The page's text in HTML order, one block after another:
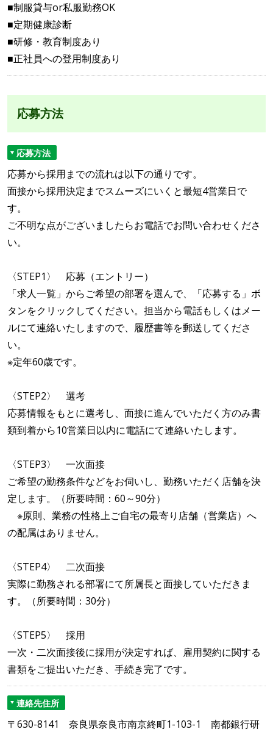
■制服貸与or私服勤務OK
■定期健康診断
■研修・教育制度あり
■正社員への登用制度あり
応募方法
応募方法
応募から採用までの流れは以下の通りです。
面接から採用決定までスムーズにいくと最短4営業日で
す。
ご不明な点がございましたらお電話でお問い合わせくださ
い。
〈STEP1〉 応募（エントリー）
「求人一覧」からご希望の部署を選んで、「応募する」ボ
タンをクリックしてください。担当から電話もしくはメー
ルにて連絡いたしますので、履歴書等を郵送してくださ
い。
※定年60歳です。
〈STEP2〉 選考
応募情報をもとに選考し、面接に進んでいただく方のみ書
類到着から10営業日以内に電話にて連絡いたします。
〈STEP3〉 一次面接
ご希望の勤務条件などをお伺いし、勤務いただく店舗を決
定します。（所要時間：60～90分）
※原則、業務の性格上ご自宅の最寄り店舗（営業店）へ
の配属はありません。
〈STEP4〉 二次面接
実際に勤務される部署にて所属長と面接していただきま
す。（所要時間：30分）
〈STEP5〉 採用
一次・二次面接後に採用が決定すれば、雇用契約に関する
書類をご提出いただき、手続き完了です。
連絡先住所
〒630-8141 奈良県奈良市南京終町1-103-1 南都銀行研